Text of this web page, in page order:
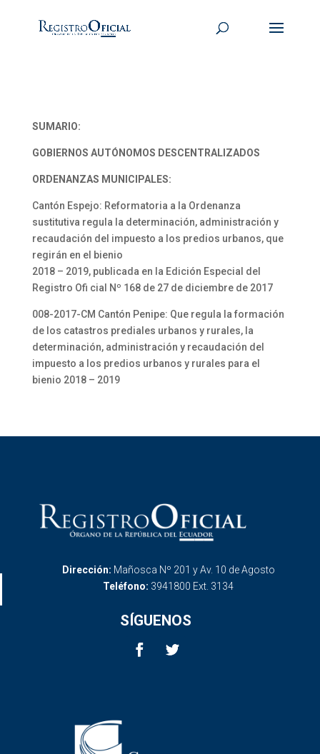
SUMARIO:
GOBIERNOS AUTÓNOMOS DESCENTRALIZADOS
ORDENANZAS MUNICIPALES:
Cantón Espejo: Reformatoria a la Ordenanza
sustitutiva regula la determinación, administración y
recaudación del impuesto a los predios urbanos, que
regirán en el bienio
2018 – 2019, publicada en la Edición Especial del
Registro Ofi cial Nº 168 de 27 de diciembre de 2017
008-2017-CM Cantón Penipe: Que regula la formación
de los catastros prediales urbanos y rurales, la
determinación, administración y recaudación del
impuesto a los predios urbanos y rurales para el
bienio 2018 – 2019
Dirección: Mañosca Nº 201 y Av. 10 de Agosto
Teléfono: 3941800 Ext. 3134
SÍGUENOS